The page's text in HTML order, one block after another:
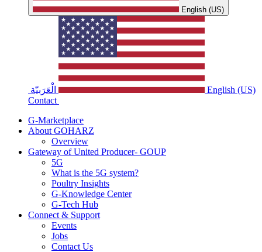
English (US)
الْعَرَبيّة
English (US)
Contact
G-Marketplace
About GOHARZ
Overview
Gateway of United Producer- GOUP
5G
What is the 5G system?
Poultry Insights
G-Knowledge Center
G-Tech Hub
Connect & Support
Events
Jobs
Contact Us